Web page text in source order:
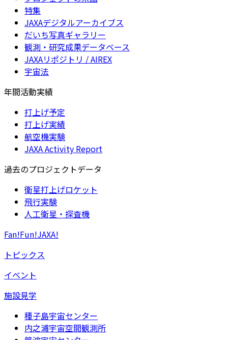
特集
JAXAデジタルアーカイブス
だいち写真ギャラリー
観測・研究成果データベース
JAXAリポジトリ / AIREX
宇宙法
年間活動実績
打上げ予定
打上げ実績
航空機実験
JAXA Activity Report
過去のプロジェクトデータ
衛星打上げロケット
飛行実験
人工衛星・探査機
Fan!Fun!JAXA!
トピックス
イベント
施設見学
種子島宇宙センター
内之浦宇宙空間観測所